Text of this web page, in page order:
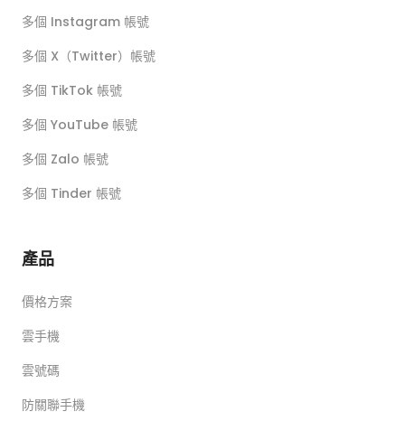
多個 Instagram 帳號
多個 X（Twitter）帳號
多個 TikTok 帳號
多個 YouTube 帳號
多個 Zalo 帳號
多個 Tinder 帳號
產品
價格方案
雲手機
雲號碼
防關聯手機